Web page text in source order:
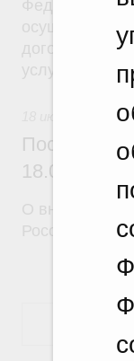
Федерации
договора на
18.07.2026
О внесении
Российской